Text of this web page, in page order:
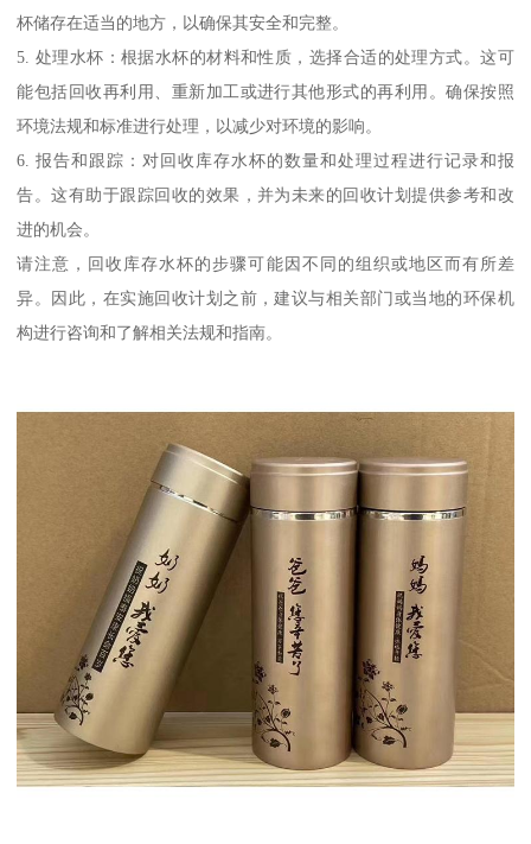
杯储存在适当的地方，以确保其安全和完整。
5. 处理水杯：根据水杯的材料和性质，选择合适的处理方式。这可
能包括回收再利用、重新加工或进行其他形式的再利用。确保按照
环境法规和标准进行处理，以减少对环境的影响。
6. 报告和跟踪：对回收库存水杯的数量和处理过程进行记录和报
告。这有助于跟踪回收的效果，并为未来的回收计划提供参考和改
进的机会。
请注意，回收库存水杯的步骤可能因不同的组织或地区而有所差
异。因此，在实施回收计划之前，建议与相关部门或当地的环保机
构进行咨询和了解相关法规和指南。